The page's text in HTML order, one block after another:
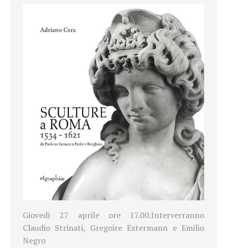
Giovedì 27 aprile ore 17.00.Interverranno
Claudio Strinati, Gregoire Extermann e Emilio
Negro